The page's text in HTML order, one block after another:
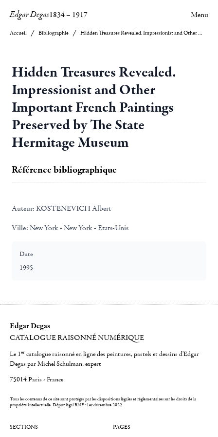
Edgar Degas1834– 1917 Menu
Accueil Bibliographie Hidden Treasures Revealed. Impressionist and Other Important French Paintings Preserved by The State Hermitage Museum
Hidden Treasures Revealed.
Impressionist and Other
Important French Paintings
Preserved by The State
Hermitage Museum
Référence bibliographique
Auteur: KOSTENEVICH Albert
Ville: New York - New York - Etats-Unis
Date
1995
Edgar Degas
CATALOGUE RAISONNÉ NUMÉRIQUE
Le 1er catalogue raisonné en ligne des peintures, pastels et dessins d'Edgar
Degas par Michel Schulman, expert
75014 Paris - France
Tous les contenus de ce site sont protégés par les dispositions légales et réglementaires sur les droits de la
propriété intellectuelle.Dépot légal BNF : 1er décembre 2022
SECTIONS PAGES